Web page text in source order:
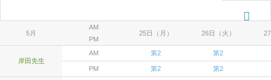
5月
AM
PM
25日（月） 26日（火）
岸田先生
AM 第2 第2
PM 第2 第2